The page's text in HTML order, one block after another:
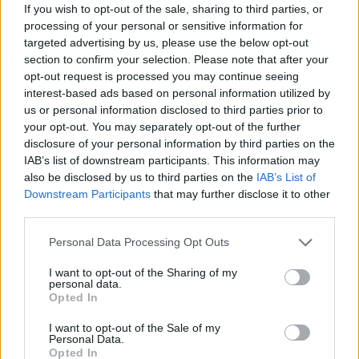
If you wish to opt-out of the sale, sharing to third parties, or
processing of your personal or sensitive information for
targeted advertising by us, please use the below opt-out
section to confirm your selection. Please note that after your
opt-out request is processed you may continue seeing
interest-based ads based on personal information utilized by
us or personal information disclosed to third parties prior to
your opt-out. You may separately opt-out of the further
disclosure of your personal information by third parties on the
IAB’s list of downstream participants. This information may
also be disclosed by us to third parties on the IAB’s List of
Downstream Participants that may further disclose it to other
Please note that this website/app uses one or more Google
not limited to your visit or usage behaviour. You may click to
grant or deny consent to Google and its third-party tags to
use your data for below specified purposes in below Google
consent section.
Personal Data Processing Opt Outs
I want to opt-out of the Sharing of my
personal data.
Opted In
I want to opt-out of the Sale of my
Personal Data.
Opted In
Lewis Hamilton régi szenvedélye nyomán új bizniszbe
kezdett